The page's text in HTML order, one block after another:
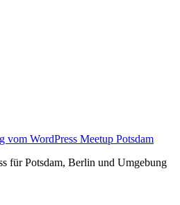
WordPress Meetup Potsdam
für Potsdam, Berlin und Umgebung